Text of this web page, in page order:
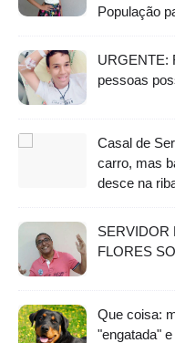
População
URGENTE:
pessoas
Casal de
carro, mas
desce na
SERVIDOR
FLORES
Que coisa:
"engatada"